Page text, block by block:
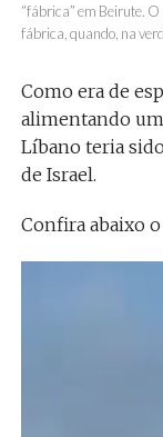
“fábrica” em Beirute.
fábrica, quando, na
Como era de
alimentando
Líbano teria
de Israel.
Confira abaixo